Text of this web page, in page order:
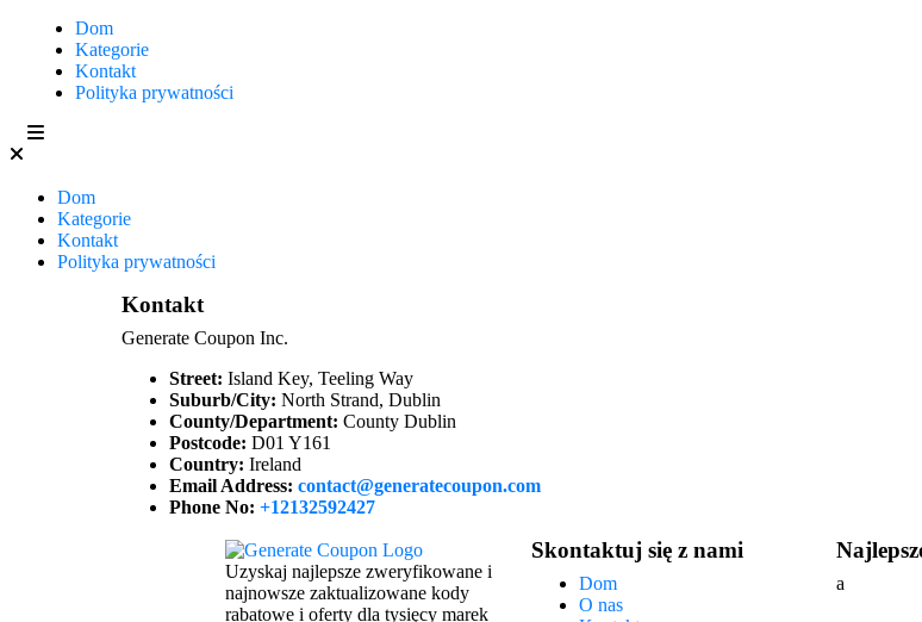
Dom
Kategorie
Kontakt
Polityka prywatności
Dom
Kategorie
Kontakt
Polityka prywatności
Kontakt
Generate Coupon Inc.
Street: Island Key, Teeling Way
Suburb/City: North Strand, Dublin
County/Department: County Dublin
Postcode: D01 Y161
Country: Ireland
Email Address: contact@generatecoupon.com
Phone No: +12132592427
Uzyskaj najlepsze zweryfikowane i
najnowsze zaktualizowane kody
rabatowe i oferty dla tysięcy marek
Skontaktuj się z nami
Dom
O nas
a